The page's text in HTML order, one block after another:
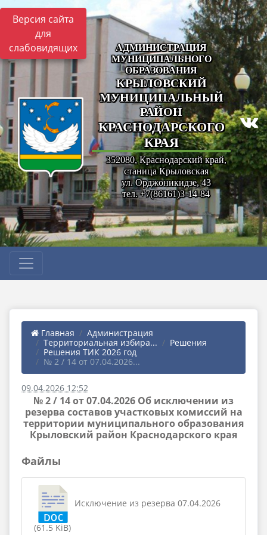
Версия сайта
для
слабовидящих
АДМИНИСТРАЦИЯ
МУНИЦИПАЛЬНОГО
ОБРАЗОВАНИЯ
КРЫЛОВСКИЙ
МУНИЦИПАЛЬНЫЙ
РАЙОН
КРАСНОДАРСКОГО
КРАЯ
352080, Краснодарский край,
станица Крыловская
ул. Орджоникидзе, 43
тел. +7(86161)3-14-84
Главная
Администрация
Территориальная избира...
Решения
Решения ТИК 2026 год
№ 2 / 14 от 07.04.2026...
09.04.2026 12:52
№ 2 / 14 от 07.04.2026 Об исключении из
резерва составов участковых комиссий на
территории муниципального образования
Крыловский район Краснодарского края
Файлы
Исключение из резерва 07.04.2026
(61.5 KiB)